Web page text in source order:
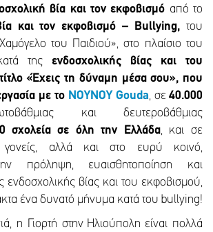
βία και τον εκφοβισμό από το
και τον εκφοβισμό – Bullying, του
του Παιδιού», στο πλαίσιο του
της
ενδοσχολικής βίας και του
«Έχεις τη δύναμη μέσα σου», που
με το ΝΟΥΝΟΥ Gouda, σε 40.000
και δευτεροβάθμιας
σχολεία σε όλη την Ελλάδα, και σε
γονείς, αλλά και στο ευρύ κοινό,
πρόληψη, ευαισθητοποίηση και
ενδοσχολικής βίας και του εκφοβισμού,
ένα δυνατό μήνυμα κατά του bullying!
η Γιορτή στην Ηλιούπολη είναι πολλά